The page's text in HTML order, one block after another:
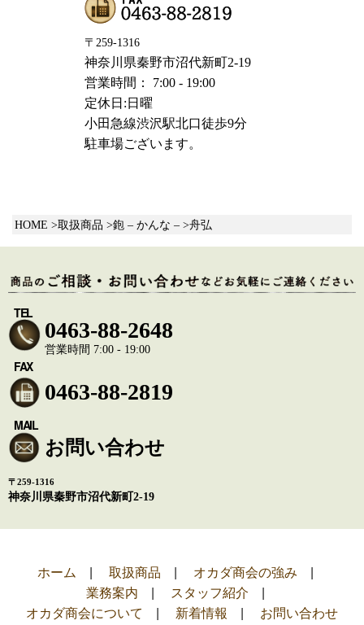
〒259-1316
神奈川県秦野市沼代新町2-19
営業時間： 7:00 - 19:00
定休日:日曜
小田急線渋沢駅北口徒歩9分
駐車場ございます。
HOME 取扱商品 鉋 – かんな – 舟弘
TEL
0463-88-2648
営業時間 7:00 - 19:00
FAX
0463-88-2819
MAIL
お問い合わせ
〒259-1316
神奈川県秦野市沼代新町2-19
ホーム 取扱商品
オカダ商会の強み
業務案内
スタッフ紹介
オカダ商会について
新着情報 お問い合わせ